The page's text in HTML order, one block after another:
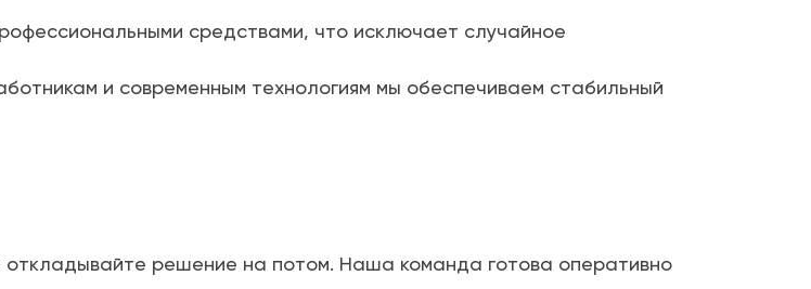
средствами, что исключает случайное
и современным технологиям мы обеспечиваем стабильный
откладывайте решение на потом. Наша команда готова оперативно